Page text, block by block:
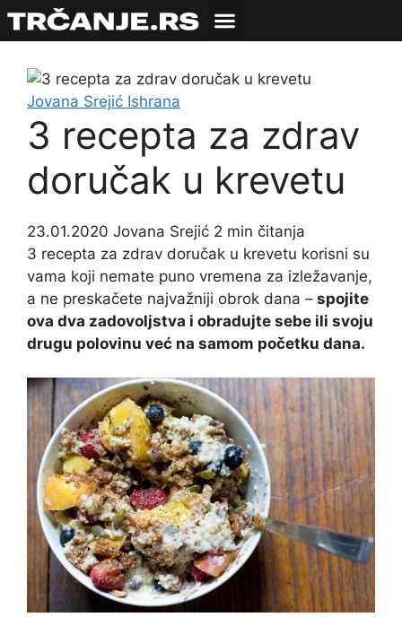
Jovana Srejić Ishrana
3 recepta za zdrav
doručak u krevetu
23.01.2020 Jovana Srejić 2 min čitanja
3 recepta za zdrav doručak u krevetu korisni su
vama koji nemate puno vremena za izležavanje,
a ne preskačete najvažniji obrok dana – spojite
ova dva zadovoljstva i obradujte sebe ili svoju
drugu polovinu već na samom početku dana.